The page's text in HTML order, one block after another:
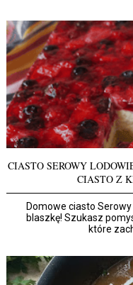
CIASTO SEROWY
CIASTO Z
Domowe ciasto
blaszkę! Szukasz
które